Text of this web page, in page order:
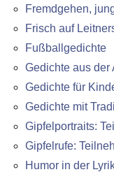
Fremdgehen,
Frisch auf
Fußballgedichte
Gedichte aus der
Gedichte für
Gedichte mit
Gipfelportraits:
Gipfelrufe:
Humor in der